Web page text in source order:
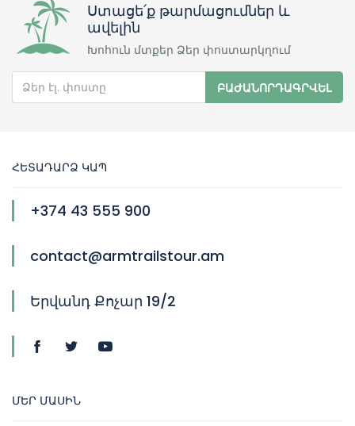
Ստացե՛ք թարմացումներ և
ավելին
Խոհուն մտքեր Ձեր փոստարկղում
ԲԱԺԱՆՈՐԴԱԳՐՎԵԼ
ՀԵՏԱԴԱՐՁ ԿԱՊ
+374 43 555 900
contact@armtrailstour.am
Երվանդ Քոչար 19/2
ՄԵՐ ՄԱՍԻՆ